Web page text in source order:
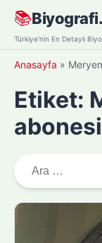
Skip
content
📚
Türkiye'nin En Detaylı
Anasayfa »
Etiket:
r